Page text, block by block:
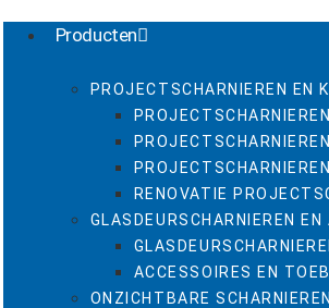
Producten
PROJECTSCHARNIEREN EN
RENOVATIE
GLASDEURSCHARNIEREN EN
ACCESSOIRES EN
ONZICHTBARE SCHARNIEREN